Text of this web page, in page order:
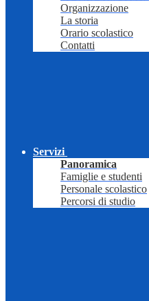
Organizzazione
La storia
Orario scolastico
Contatti
Servizi
Panoramica
Famiglie e studenti
Personale scolastico
Percorsi di studio